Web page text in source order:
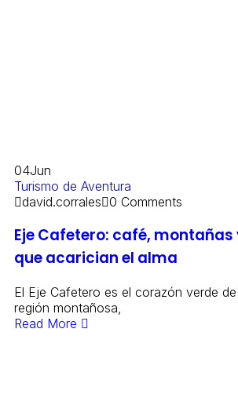
04Jun
Turismo de Aventura
david.corrales 0 Comments
Eje Cafetero: café, montañas
que acarician el alma
El Eje Cafetero es el corazón verde
región montañosa,
Read More